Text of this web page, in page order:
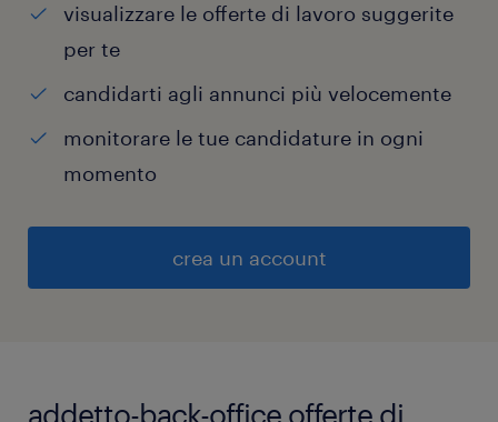
visualizzare le offerte di lavoro suggerite
per te
candidarti agli annunci più velocemente
monitorare le tue candidature in ogni
momento
crea un account
addetto-back-office offerte di